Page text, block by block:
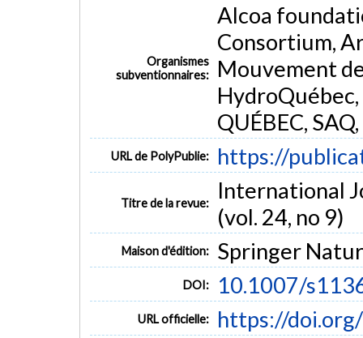
Organismes
subventionnaires:
Alcoa
Consortium,
Mouvement
HydroQuébec,
QUÉBEC,
URL de PolyPublie: https://
Titre de la revue:
International
(vol. 24, no 9)
Maison d'édition: Springer
DOI: 10.1007/
URL officielle: https://